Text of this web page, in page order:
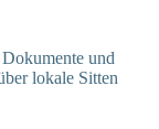
und
lokale Sitten